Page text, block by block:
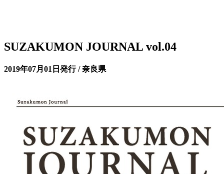
SUZAKUMON JOURNAL vol.04
2019年07月01日発行 / 奈良県